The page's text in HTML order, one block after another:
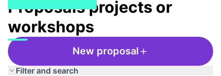
Proposals projects or
workshops
New proposal
Filter and search